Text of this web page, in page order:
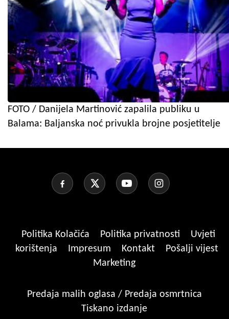
FOTO / Danijela Martinović zapalila publiku u
Balama: Baljanska noć privukla brojne posjetitelje
Politika Kolačića Politika privatnosti
Uvjeti
korištenja
Impresum Kontakt
Pošalji vijest
Marketing
Predaja malih oglasa / Predaja osmrtnica
Tiskano izdanje